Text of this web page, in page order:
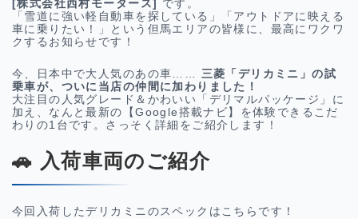
[株式会社西村モータース] です。
「雪道に強い軽自動車を探している」「アウトドアに映える
車に乗りたい！」という但馬エリアの皆様に、最高にワクワ
クするお知らせです！
今、日本中で大人気のあの車…… 三菱「デリカミニ」の試
乗車が、ついに当店の仲間に加わりました！
大注目の人気グレード＆かわいい「デリマルパッケージ」に
加え、なんと最新の【Google搭載ナビ】を体験できるこだ
わりの1台です。さっそく詳細をご紹介します！
🚗 入荷車両のご紹介
今回入荷したデリカミニのスペックはこちらです！